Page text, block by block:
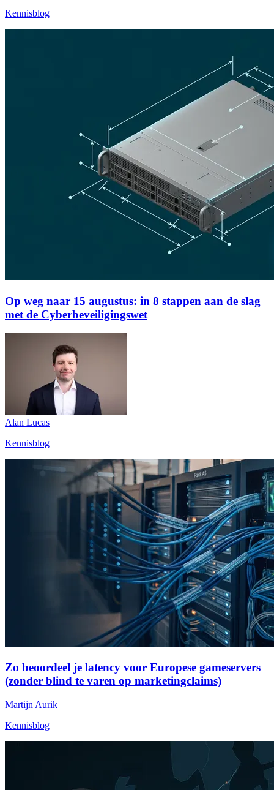
Kennisblog
Op weg naar 15 augustus: in 8 stappen aan de slag
met de Cyberbeveiligingswet
Alan Lucas
Kennisblog
Zo beoordeel je latency voor Europese gameservers
(zonder blind te varen op marketingclaims)
Martijn Aurik
Kennisblog